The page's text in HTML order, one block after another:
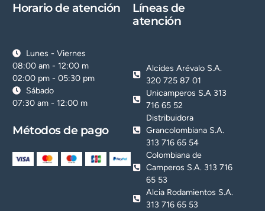
Horario de atención
Lunes - Viernes
08:00 am - 12:00 m
02:00 pm - 05:30 pm
Sábado
07:30 am - 12:00 m
Métodos de pago
Líneas de
atención
Alcides Arévalo S.A.
320 725 87 01
Unicamperos S.A 313
716 65 52
Distribuidora
Grancolombiana S.A.
313 716 65 54
Colombiana de
Camperos S.A. 313 716
65 53
Alcia Rodamientos S.A.
313 716 65 53